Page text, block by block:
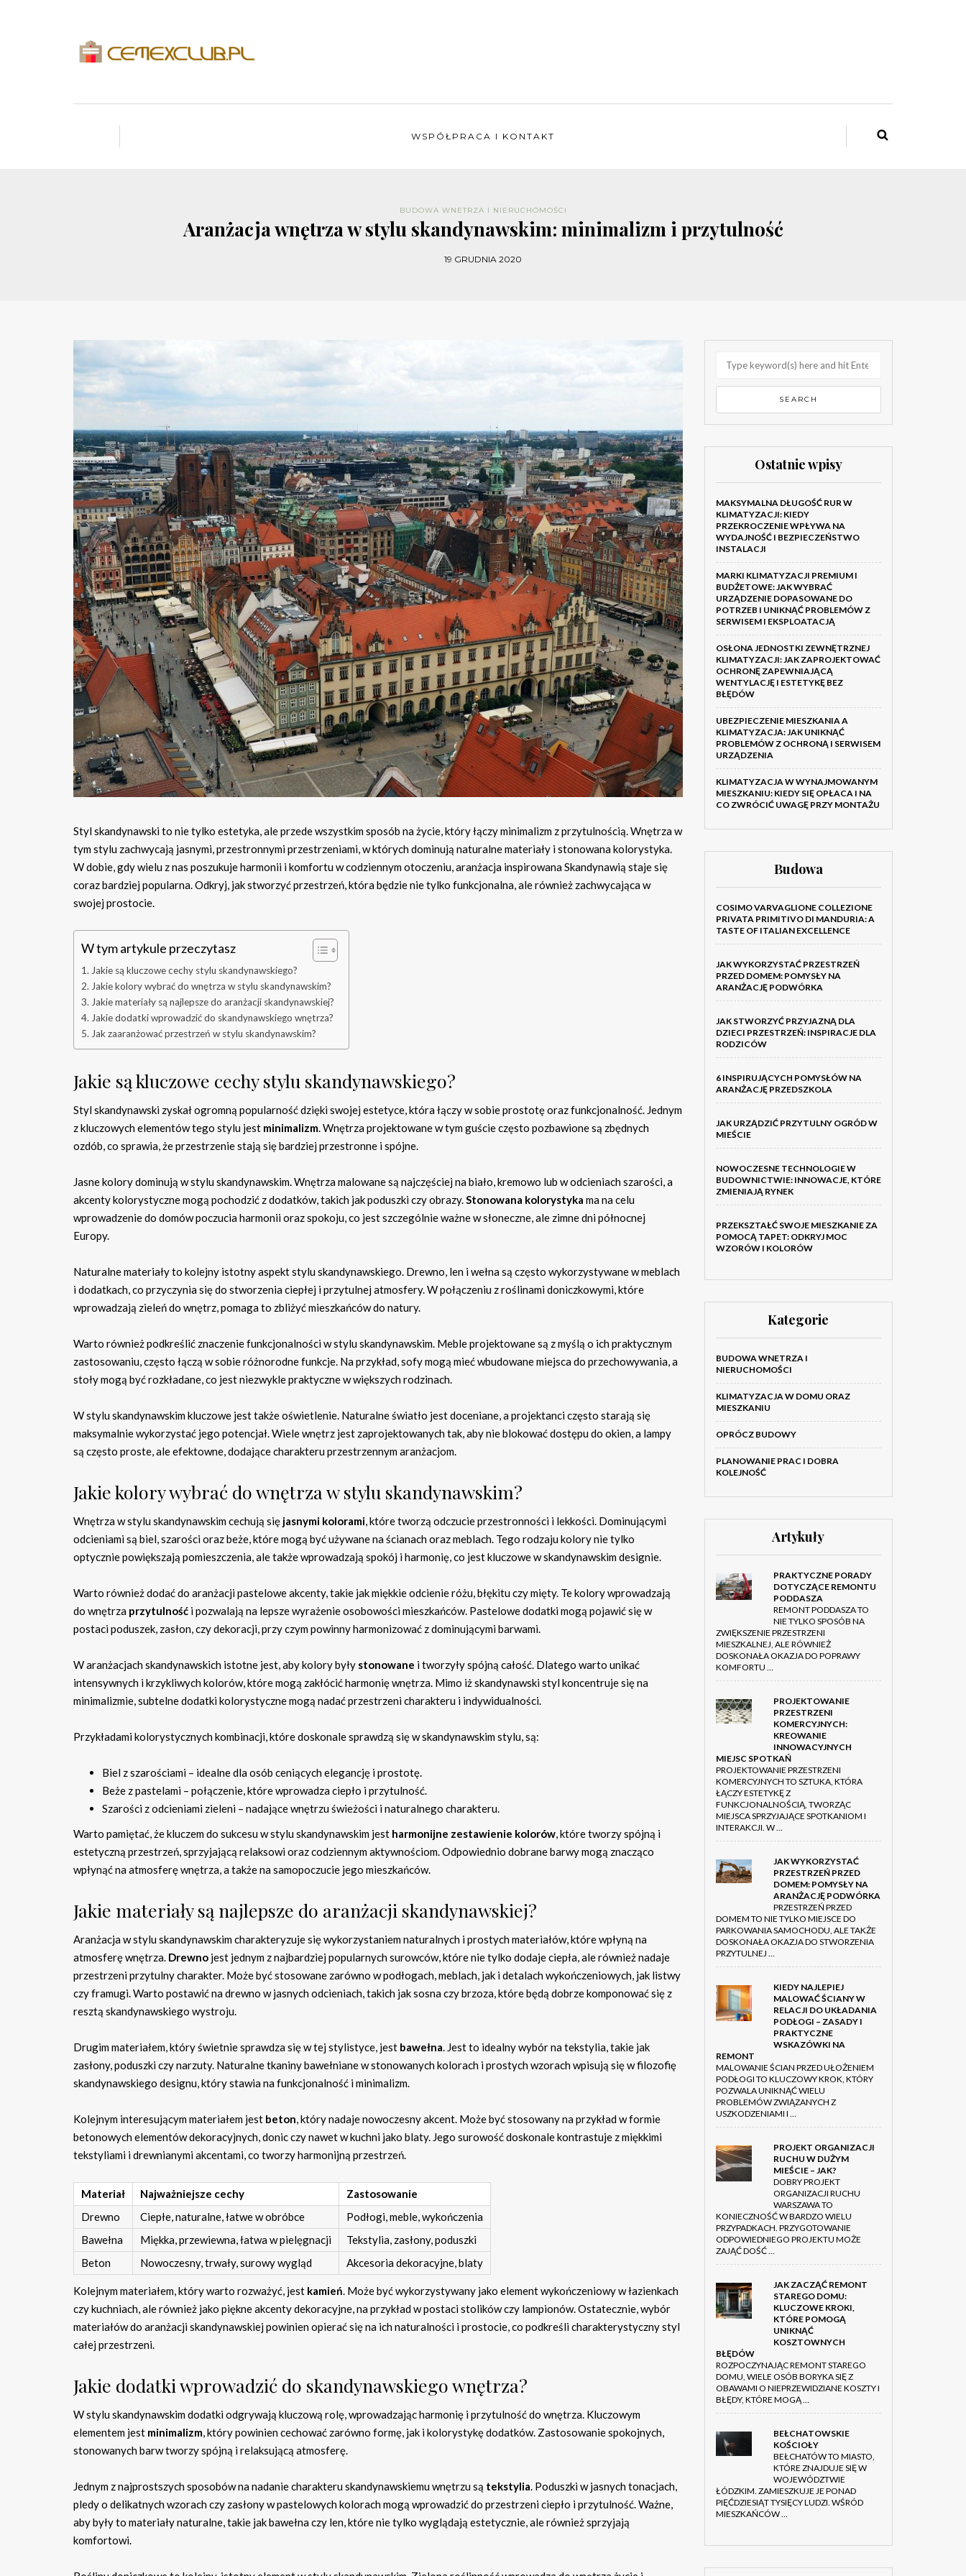
WSPÓŁPRACA I KONTAKT
BUDOWA WNETRZA I NIERUCHOMOŚCI
Aranżacja wnętrza w stylu skandynawskim: minimalizm i przytulność
19 GRUDNIA 2020
Styl skandynawski to nie tylko estetyka, ale przede wszystkim sposób na życie, który łączy minimalizm z przytulnością. Wnętrza w
tym stylu zachwycają jasnymi, przestronnymi przestrzeniami, w których dominują naturalne materiały i stonowana kolorystyka.
W dobie, gdy wielu z nas poszukuje harmonii i komfortu w codziennym otoczeniu, aranżacja inspirowana Skandynawią staje się
coraz bardziej popularna. Odkryj, jak stworzyć przestrzeń, która będzie nie tylko funkcjonalna, ale również zachwycająca w
swojej prostocie.
W tym artykule przeczytasz
Jakie są kluczowe cechy stylu skandynawskiego?
Jakie kolory wybrać do wnętrza w stylu skandynawskim?
Jakie materiały są najlepsze do aranżacji skandynawskiej?
Jakie dodatki wprowadzić do skandynawskiego wnętrza?
Jak zaaranżować przestrzeń w stylu skandynawskim?
Jakie są kluczowe cechy stylu skandynawskiego?
Styl skandynawski zyskał ogromną popularność dzięki swojej estetyce, która łączy w sobie prostotę oraz funkcjonalność. Jednym
z kluczowych elementów tego stylu jest minimalizm. Wnętrza projektowane w tym guście często pozbawione są zbędnych
ozdób, co sprawia, że przestrzenie stają się bardziej przestronne i spójne.
Jasne kolory dominują w stylu skandynawskim. Wnętrza malowane są najczęściej na biało, kremowo lub w odcieniach szarości, a
akcenty kolorystyczne mogą pochodzić z dodatków, takich jak poduszki czy obrazy.Stonowana kolorystyka ma na celu
wprowadzenie do domów poczucia harmonii oraz spokoju, co jest szczególnie ważne w słoneczne, ale zimne dni północnej
Europy.
Naturalne materiały to kolejny istotny aspekt stylu skandynawskiego. Drewno, len i wełna są często wykorzystywane w meblach
i dodatkach, co przyczynia się do stworzenia ciepłej i przytulnej atmosfery. W połączeniu z roślinami doniczkowymi, które
wprowadzają zieleń do wnętrz, pomaga to zbliżyć mieszkańców do natury.
Warto również podkreślić znaczenie funkcjonalności w stylu skandynawskim. Meble projektowane są z myślą o ich praktycznym
zastosowaniu, często łączą w sobie różnorodne funkcje. Na przykład, sofy mogą mieć wbudowane miejsca do przechowywania, a
stoły mogą być rozkładane, co jest niezwykle praktyczne w większych rodzinach.
W stylu skandynawskim kluczowe jest także oświetlenie. Naturalne światło jest doceniane, a projektanci często starają się
maksymalnie wykorzystać jego potencjał. Wiele wnętrz jest zaprojektowanych tak, aby nie blokować dostępu do okien, a lampy
są często proste, ale efektowne, dodające charakteru przestrzennym aranżacjom.
Jakie kolory wybrać do wnętrza w stylu skandynawskim?
Wnętrza w stylu skandynawskim cechują się jasnymi kolorami, które tworzą odczucie przestronności i lekkości. Dominującymi
odcieniami są biel, szarości oraz beże, które mogą być używane na ścianach oraz meblach. Tego rodzaju kolory nie tylko
optycznie powiększają pomieszczenia, ale także wprowadzają spokój i harmonię, co jest kluczowe w skandynawskim designie.
Warto również dodać do aranżacji pastelowe akcenty, takie jak miękkie odcienie różu, błękitu czy mięty. Te kolory wprowadzają
do wnętrza przytulność i pozwalają na lepsze wyrażenie osobowości mieszkańców. Pastelowe dodatki mogą pojawić się w
postaci poduszek, zasłon, czy dekoracji, przy czym powinny harmonizować z dominującymi barwami.
W aranżacjach skandynawskich istotne jest, aby kolory były stonowane i tworzyły spójną całość. Dlatego warto unikać
intensywnych i krzykliwych kolorów, które mogą zakłócić harmonię wnętrza. Mimo iż skandynawski styl koncentruje się na
minimalizmie, subtelne dodatki kolorystyczne mogą nadać przestrzeni charakteru i indywidualności.
Przykładami kolorystycznych kombinacji, które doskonale sprawdzą się w skandynawskim stylu, są:
Biel z szarościami – idealne dla osób ceniących elegancję i prostotę.
Beże z pastelami – połączenie, które wprowadza ciepło i przytulność.
Szarości z odcieniami zieleni – nadające wnętrzu świeżości i naturalnego charakteru.
Warto pamiętać, że kluczem do sukcesu w stylu skandynawskim jest harmonijne zestawienie kolorów, które tworzy spójną i
estetyczną przestrzeń, sprzyjającą relaksowi oraz codziennym aktywnościom. Odpowiednio dobrane barwy mogą znacząco
wpłynąć na atmosferę wnętrza, a także na samopoczucie jego mieszkańców.
Jakie materiały są najlepsze do aranżacji skandynawskiej?
Aranżacja w stylu skandynawskim charakteryzuje się wykorzystaniem naturalnych i prostych materiałów, które wpłyną na
atmosferę wnętrza. Drewno jest jednym z najbardziej popularnych surowców, które nie tylko dodaje ciepła, ale również nadaje
przestrzeni przytulny charakter. Może być stosowane zarówno w podłogach, meblach, jak i detalach wykończeniowych, jak listwy
czy framugi. Warto postawić na drewno w jasnych odcieniach, takich jak sosna czy brzoza, które będą dobrze komponować się z
resztą skandynawskiego wystroju.
Drugim materiałem, który świetnie sprawdza się w tej stylistyce, jest bawełna. Jest to idealny wybór na tekstylia, takie jak
zasłony, poduszki czy narzuty. Naturalne tkaniny bawełniane w stonowanych kolorach i prostych wzorach wpisują się w filozofię
skandynawskiego designu, który stawia na funkcjonalność i minimalizm.
Kolejnym interesującym materiałem jest beton, który nadaje nowoczesny akcent. Może być stosowany na przykład w formie
betonowych elementów dekoracyjnych, donic czy nawet w kuchni jako blaty. Jego surowość doskonale kontrastuje z miękkimi
tekstyliami i drewnianymi akcentami, co tworzy harmonijną przestrzeń.
Materiał Najważniejsze cechy
Zastosowanie
Drewno
Ciepłe, naturalne, łatwe w obróbce
Podłogi, meble, wykończenia
Bawełna
Miękka, przewiewna, łatwa w pielęgnacji
Tekstylia, zasłony, poduszki
Beton
Nowoczesny, trwały, surowy wygląd Akcesoria dekoracyjne, blaty
Kolejnym materiałem, który warto rozważyć, jest kamień. Może być wykorzystywany jako element wykończeniowy w łazienkach
czy kuchniach, ale również jako piękne akcenty dekoracyjne, na przykład w postaci stolików czy lampionów. Ostatecznie, wybór
materiałów do aranżacji skandynawskiej powinien opierać się na ich naturalności i prostocie, co podkreśli charakterystyczny styl
całej przestrzeni.
Jakie dodatki wprowadzić do skandynawskiego wnętrza?
W stylu skandynawskim dodatki odgrywają kluczową rolę, wprowadzając harmonię i przytulność do wnętrza. Kluczowym
elementem jest minimalizm, który powinien cechować zarówno formę, jak i kolorystykę dodatków. Zastosowanie spokojnych,
stonowanych barw tworzy spójną i relaksującą atmosferę.
Jednym z najprostszych sposobów na nadanie charakteru skandynawskiemu wnętrzu są tekstylia. Poduszki w jasnych tonacjach,
pledy o delikatnych wzorach czy zasłony w pastelowych kolorach mogą wprowadzić do przestrzeni ciepło i przytulność. Ważne,
aby były to materiały naturalne, takie jak bawełna czy len, które nie tylko wyglądają estetycznie, ale również sprzyjają
komfortowi.
Ostatnie wpisy
MAKSYMALNA DŁUGOŚĆ RUR W
KLIMATYZACJI: KIEDY
PRZEKROCZENIE WPŁYWA NA
WYDAJNOŚĆ I BEZPIECZEŃSTWO
INSTALACJI
MARKI KLIMATYZACJI PREMIUM I
BUDŻETOWE: JAK WYBRAĆ
URZĄDZENIE DOPASOWANE DO
POTRZEB I UNIKNĄĆ PROBLEMÓW Z
SERWISEM I EKSPLOATACJĄ
OSŁONA JEDNOSTKI ZEWNĘTRZNEJ
KLIMATYZACJI: JAK ZAPROJEKTOWAĆ
OCHRONĘ ZAPEWNIAJĄCĄ
WENTYLACJĘ I ESTETYKĘ BEZ
BŁĘDÓW
UBEZPIECZENIE MIESZKANIA A
KLIMATYZACJA: JAK UNIKNĄĆ
PROBLEMÓW Z OCHRONĄ I SERWISEM
URZĄDZENIA
KLIMATYZACJA W WYNAJMOWANYM
MIESZKANIU: KIEDY SIĘ OPŁACA I NA
CO ZWRÓCIĆ UWAGĘ PRZY MONTAŻU
Budowa
COSIMO VARVAGLIONE COLLEZIONE
PRIVATA PRIMITIVO DI MANDURIA: A
TASTE OF ITALIAN EXCELLENCE
JAK WYKORZYSTAĆ PRZESTRZEŃ
PRZED DOMEM: POMYSŁY NA
ARANŻACJĘ PODWÓRKA
JAK STWORZYĆ PRZYJAZNĄ DLA
DZIECI PRZESTRZEŃ: INSPIRACJE DLA
RODZICÓW
6 INSPIRUJĄCYCH POMYSŁÓW NA
ARANŻACJĘ PRZEDSZKOLA
JAK URZĄDZIĆ PRZYTULNY OGRÓD W
MIEŚCIE
NOWOCZESNE TECHNOLOGIE W
BUDOWNICTWIE: INNOWACJE, KTÓRE
ZMIENIAJĄ RYNEK
PRZEKSZTAŁĆ SWOJE MIESZKANIE ZA
POMOCĄ TAPET: ODKRYJ MOC
WZORÓW I KOLORÓW
Kategorie
BUDOWA WNETRZA I
NIERUCHOMOŚCI
KLIMATYZACJA W DOMU ORAZ
MIESZKANIU
OPRÓCZ BUDOWY
PLANOWANIE PRAC I DOBRA
KOLEJNOŚĆ
Artykuły
PRAKTYCZNE PORADY
DOTYCZĄCE REMONTU
PODDASZA
REMONT PODDASZA TO
NIE TYLKO SPOSÓB NA
ZWIĘKSZENIE PRZESTRZENI
MIESZKALNEJ, ALE RÓWNIEŻ
DOSKONAŁA OKAZJA DO POPRAWY
KOMFORTU …
PROJEKTOWANIE
PRZESTRZENI
KOMERCYJNYCH:
KREOWANIE
INNOWACYJNYCH
MIEJSC SPOTKAŃ
PROJEKTOWANIE PRZESTRZENI
KOMERCYJNYCH TO SZTUKA, KTÓRA
ŁĄCZY ESTETYKĘ Z
FUNKCJONALNOŚCIĄ, TWORZĄC
MIEJSCA SPRZYJAJĄCE SPOTKANIOM I
INTERAKCJI. W …
JAK WYKORZYSTAĆ
PRZESTRZEŃ PRZED
DOMEM: POMYSŁY NA
ARANŻACJĘ PODWÓRKA
PRZESTRZEŃ PRZED
DOMEM TO NIE TYLKO MIEJSCE DO
PARKOWANIA SAMOCHODU, ALE TAKŻE
DOSKONAŁA OKAZJA DO STWORZENIA
PRZYTULNEJ …
KIEDY NAJLEPIEJ
MALOWAĆ ŚCIANY W
RELACJI DO UKŁADANIA
PODŁOGI – ZASADY I
PRAKTYCZNE
WSKAZÓWKI NA
REMONT
MALOWANIE ŚCIAN PRZED UŁOŻENIEM
PODŁOGI TO KLUCZOWY KROK, KTÓRY
POZWALA UNIKNĄĆ WIELU
PROBLEMÓW ZWIĄZANYCH Z
USZKODZENIAMI I …
PROJEKT ORGANIZACJI
RUCHU W DUŻYM
MIEŚCIE – JAK?
DOBRY PROJEKT
ORGANIZACJI RUCHU
WARSZAWA TO
KONIECZNOŚĆ W BARDZO WIELU
PRZYPADKACH. PRZYGOTOWANIE
ODPOWIEDNIEGO PROJEKTU MOŻE
ZAJĄĆ DOŚĆ …
JAK ZACZĄĆ REMONT
STAREGO DOMU:
KLUCZOWE KROKI,
KTÓRE POMOGĄ
UNIKNĄĆ
KOSZTOWNYCH
BŁĘDÓW
ROZPOCZYNAJĄC REMONT STAREGO
DOMU, WIELE OSÓB BORYKA SIĘ Z
OBAWAMI O NIEPRZEWIDZIANE KOSZTY I
BŁĘDY, KTÓRE MOGĄ …
BEŁCHATOWSKIE
KOŚCIOŁY
BEŁCHATÓW TO MIASTO,
KTÓRE ZNAJDUJE SIĘ W
WOJEWÓDZTWIE
ŁÓDZKIM. ZAMIESZKUJE JE PONAD
PIĘĆDZIESIĄT TYSIĘCY LUDZI. WŚRÓD
MIESZKAŃCÓW …